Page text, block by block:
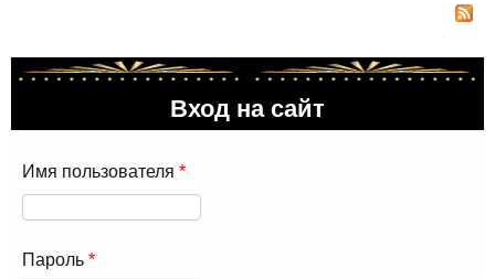
Вход на сайт
Имя пользователя *
Пароль *